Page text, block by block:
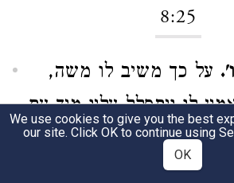
8:25
על כך משיב לו משה,
לו ויתפלל עליו מיד עם
We use cookies to give you the best
our site. Click OK to continue using
OK